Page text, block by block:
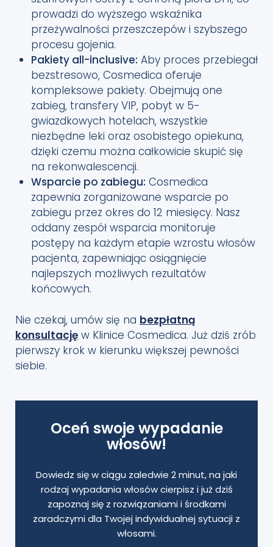
prowadzi do wyższego wskaźnika
przeżywalności przeszczepów i szybszego
procesu gojenia.
Pakiety all-inclusive: Aby proces przebiegał
bezstresowo, Cosmedica oferuje
kompleksowe pakiety. Obejmują one
zabieg, transfery VIP, pobyt w 5-
gwiazdkowych hotelach, wszystkie
niezbędne leki oraz osobistego opiekuna,
dzięki czemu można całkowicie skupić się
na rekonwalescencji.
Wsparcie po zabiegu: Cosmedica
zapewnia zorganizowane wsparcie po
zabiegu przez okres do 12 miesięcy. Nasz
oddany zespół wsparcia monitoruje
postępy na każdym etapie wzrostu włosów
pacjenta, zapewniając osiągnięcie
najlepszych możliwych rezultatów
końcowych.
Nie czekaj, umów się na bezpłatną
konsultację w Klinice Cosmedica. Już dziś zrób
pierwszy krok w kierunku większej pewności
siebie.
Oceń swoje wypadanie
włosów!
Dowiedz się w ciągu zaledwie 2 minut, na jaki
rodzaj wypadania włosów cierpisz i już dziś
zapoznaj się z rozwiązaniami i środkami
zaradczymi dla Twojej indywidualnej sytuacji z
włosami.